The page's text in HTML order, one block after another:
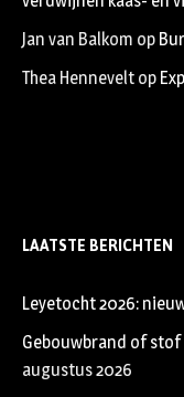
Jan van Balkom op
Thea Hennevelt op
LAATSTE BERICHTEN
Leyetocht 2026:
Gebouwbrand of
augustus 2026